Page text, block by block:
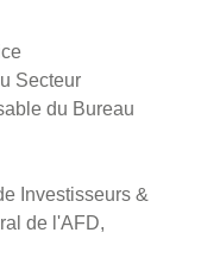
Secteur
du Bureau
Investisseurs &
de l'AFD,